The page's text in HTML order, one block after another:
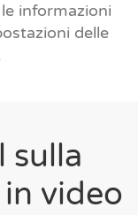
informazioni
delle
sulla
video